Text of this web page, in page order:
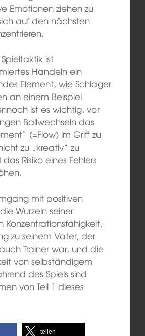
Emotionen ziehen zu
auf den nächsten
ist
Handeln ein
Element, wie Schlager
an einem Beispiel
ist es wichtig, vor
Ballwechseln das
(=Flow) im Griff zu
zu „kreativ“ zu
Risiko eines Fehlers
mit positiven
Wurzeln seiner
Konzentrationsfähigkeit,
zu seinem Vater, der
Trainer war, und die
von selbständigem
des Spiels sind
von Teil 1 dieses
teilen